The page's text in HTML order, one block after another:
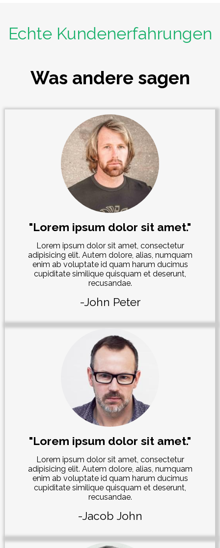
Echte Kundenerfahrungen
Was andere sagen
"Lorem ipsum dolor sit amet."
Lorem ipsum dolor sit amet, consectetur
adipisicing elit. Autem dolore, alias, numquam
enim ab voluptate id quam harum ducimus
cupiditate similique quisquam et deserunt,
recusandae.
-John Peter
"Lorem ipsum dolor sit amet."
Lorem ipsum dolor sit amet, consectetur
adipisicing elit. Autem dolore, alias, numquam
enim ab voluptate id quam harum ducimus
cupiditate similique quisquam et deserunt,
recusandae.
-Jacob John